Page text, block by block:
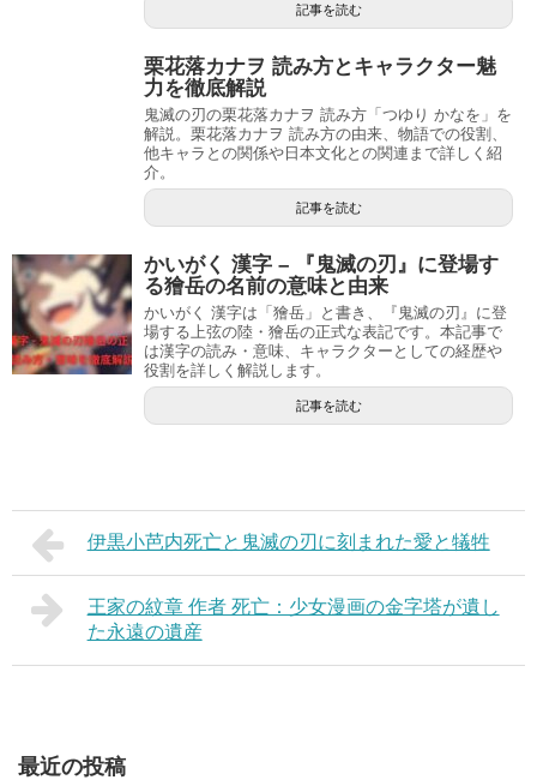
記事を読む
栗花落カナヲ 読み方とキャラクター魅
力を徹底解説
鬼滅の刃の栗花落カナヲ 読み方「つゆり かなを」を
解説。栗花落カナヲ 読み方の由来、物語での役割、
他キャラとの関係や日本文化との関連まで詳しく紹
介。
記事を読む
かいがく 漢字 – 『鬼滅の刃』に登場す
る獪岳の名前の意味と由来
かいがく 漢字は「獪岳」と書き、『鬼滅の刃』に登
場する上弦の陸・獪岳の正式な表記です。本記事で
は漢字の読み・意味、キャラクターとしての経歴や
役割を詳しく解説します。
記事を読む
伊黒小芭内死亡と鬼滅の刃に刻まれた愛と犠牲
王家の紋章 作者 死亡：少女漫画の金字塔が遺し
た永遠の遺産
最近の投稿